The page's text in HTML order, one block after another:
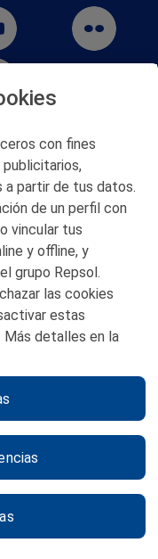
con fines
publicitarios,
a partir de tus datos.
de un perfil con
vincular tus
y offline, y
grupo Repsol.
las cookies
estas
Más detalles en la